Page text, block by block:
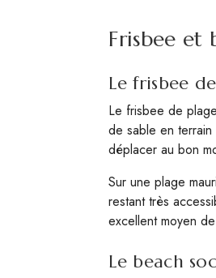
Frisbee et
Le frisbee
Le frisbee de
de sable en terrain
déplacer au bon
Sur une plage
restant très
excellent moyen
Le beach